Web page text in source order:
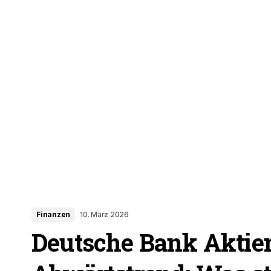
Finanzen 10. März 2026
Deutsche Bank